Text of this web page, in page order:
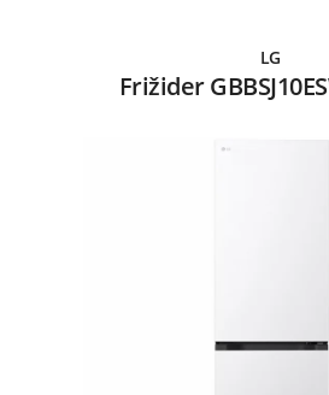
LG
Frižider